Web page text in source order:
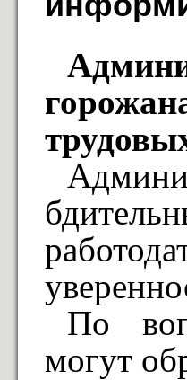
По
могут